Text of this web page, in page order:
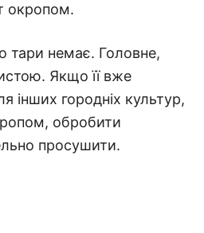
окропом.
тари немає. Головне,
Якщо її вже
інших городніх культур,
обробити
просушити.